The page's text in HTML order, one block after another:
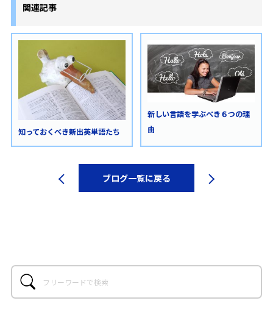
関連記事
知っておくべき新出英単語たち
新しい言語を学ぶべき６つの理
由
ブログ一覧に戻る